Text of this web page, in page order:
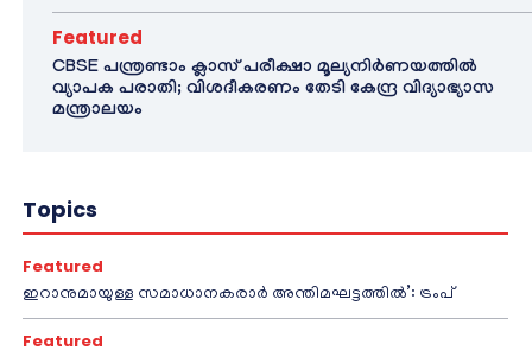
Featured
CBSE പന്ത്രണ്ടാം ക്ലാസ് പരീക്ഷാ മൂല്യനിർണയത്തിൽ
വ്യാപക പരാതി; വിശദീകരണം തേടി കേന്ദ്ര വിദ്യാഭ്യാസ
മന്ത്രാലയം
Topics
Featured
ഇറാനുമായുള്ള സമാധാനകരാർ അന്തിമഘട്ടത്തിൽ‌’: ട്രംപ്
Featured